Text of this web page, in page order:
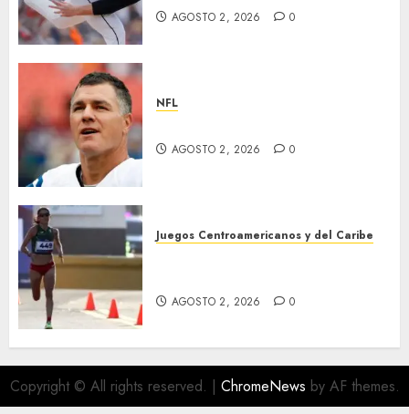
AGOSTO 2, 2026 0
NFL
AGOSTO 2, 2026 0
Juegos Centroamericanos y del Caribe
AGOSTO 2, 2026 0
Copyright © All rights reserved. | ChromeNews by AF themes.